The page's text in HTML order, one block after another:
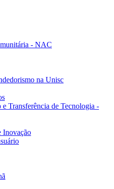
- NAC
na Unisc
Transferência de Tecnologia -
Inovação